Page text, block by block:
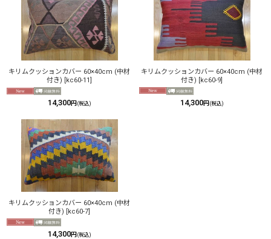
キリムクッションカバー 60×40cm (中材
付き)
kc60-11
14,300円 (税込)
キリムクッションカバー 60×40cm (中材
付き) [kc60-9]
14,300円 (税込)
キリムクッションカバー 60×40cm (中材
付き) [kc60-7]
14,300円 (税込)